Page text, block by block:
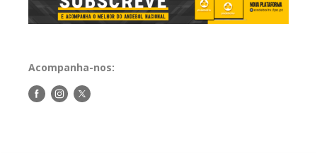
Acompanha-nos:
Siga-Siga-Siga-